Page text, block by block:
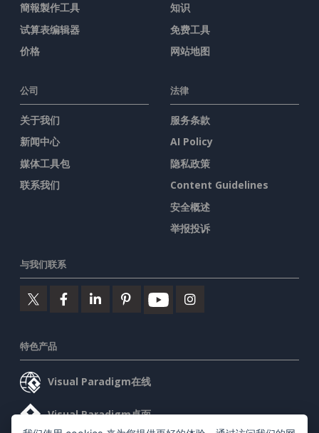
簡報製作工具
试算表编辑器
价格
知识
免费工具
网站地图
公司
关于我们
新闻中心
媒体工具包
联系我们
法律
服务条款
AI Policy
隐私政策
Content Guidelines
安全概述
举报投诉
与我们联系
特色产品
Visual Paradigm在线
Visual Paradigm桌面